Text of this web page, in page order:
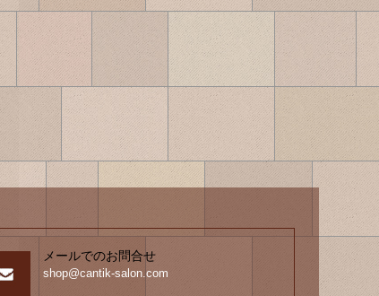
メールでのお問合せ
shop@cantik-salon.com